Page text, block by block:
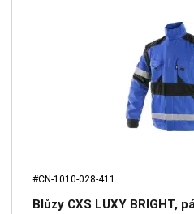
#CN-1010-028-411
Blůzy CXS LUXY BRIGHT,